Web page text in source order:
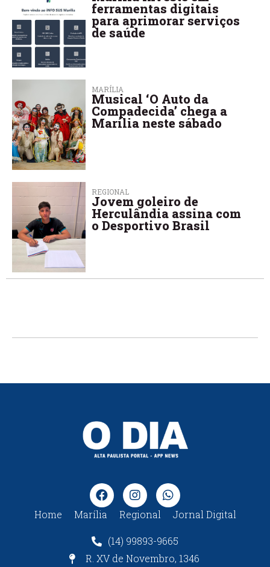
ferramentas digitais
para aprimorar serviços
de saúde
MARÍLIA
Musical ‘O Auto da
Compadecida’ chega a
Marília neste sábado
REGIONAL
Jovem goleiro de
Herculândia assina com
o Desportivo Brasil
Home Marília Regional Jornal Digital
(14) 99893-9665
R. XV de Novembro, 1346